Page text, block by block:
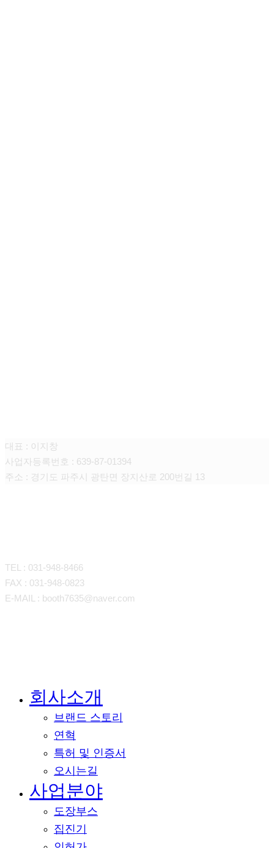
대표 : 이지창
사업자등록번호 : 639-87-01394
주소 : 경기도 파주시 광탄면 장지산로 200번길 13
TEL : 031-948-8466
FAX : 031-948-0823
E-MAIL : booth7635@naver.com
회사소개
브랜드 스토리
연혁
특허 및 인증서
오시는길
사업분야
도장부스
집진기